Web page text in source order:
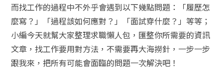
而找工作的過程中不外乎會遇到以下幾點問題：「履歷怎
麼寫？」「過程該如何應對？」「面試穿什麼？」等等；
小編今天就幫大家整理求職懶人包，匯整你所需要的資訊
文章，找工作要用對方法，不需要再大海撈針，一步一步
跟我來，把所有可能會面臨的問題一次解決吧！